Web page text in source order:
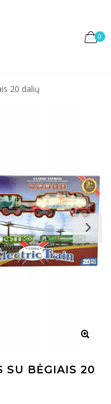
0
20 dalių
SU BĖGIAIS 20